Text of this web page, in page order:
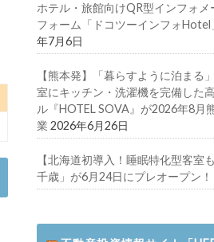
ホテル・旅館向けQR型インフォメ
フォーム「ドコツーインフォHotel
年7月6日
【熊本発】「暮らすように泊まる
室にキッチン・洗濯機を完備した
ル『HOTEL SOVA』が2026年8月
業 2026年6月26日
【北海道初導入！睡眠特化型客室
千歳」が6月24日にプレオープン！